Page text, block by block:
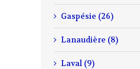
Gaspésie (26)
Lanaudière (8)
Laval (9)